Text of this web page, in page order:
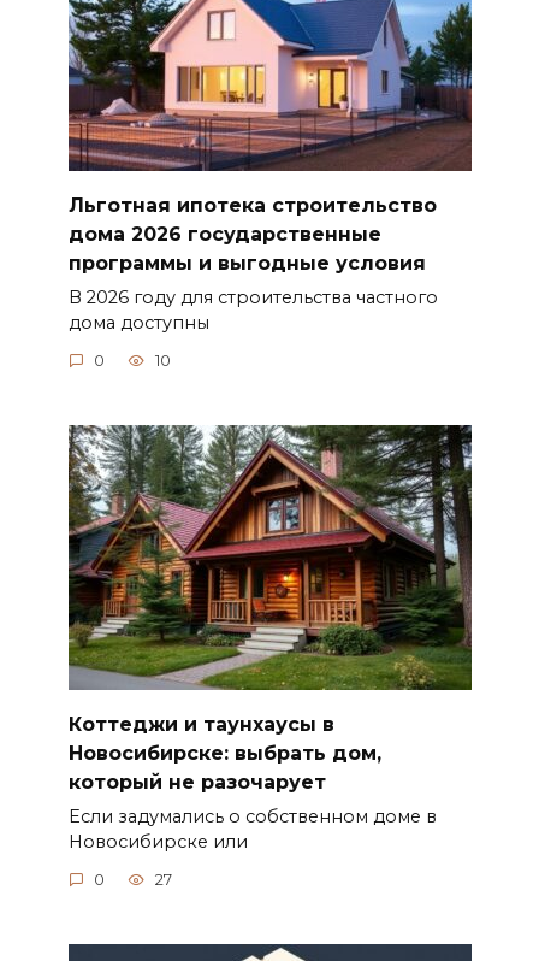
Льготная ипотека строительство
дома 2026 государственные
программы и выгодные условия
В 2026 году для строительства частного
дома доступны
0 10
Коттеджи и таунхаусы в
Новосибирске: выбрать дом,
который не разочарует
Если задумались о собственном доме в
Новосибирске или
0 27